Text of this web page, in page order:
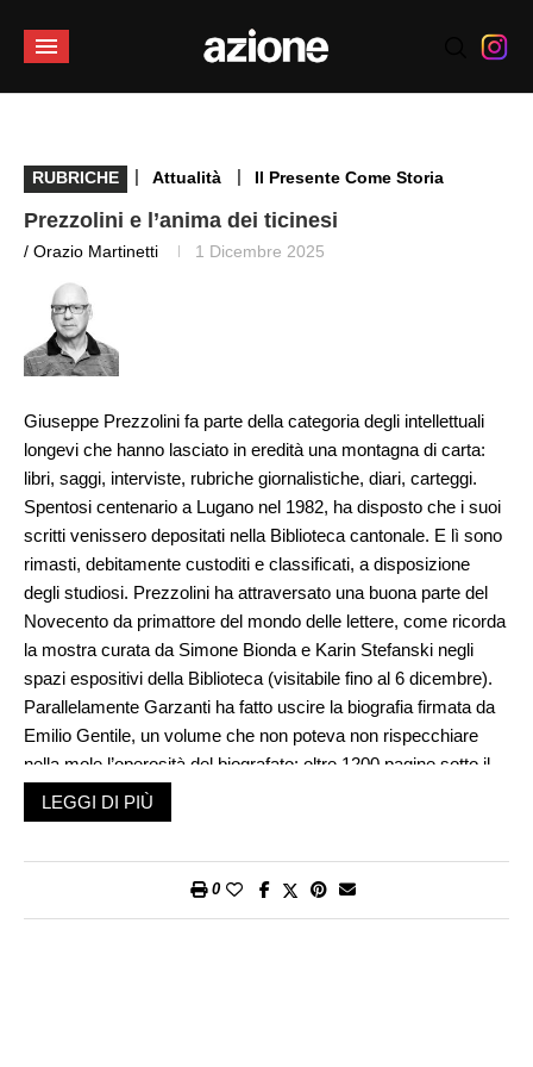
RUBRICHE | Attualità | Il Presente Come Storia
Prezzolini e l’anima dei ticinesi
/ Orazio Martinetti 1 Dicembre 2025
Giuseppe Prezzolini fa parte della categoria degli intellettuali
longevi che hanno lasciato in eredità una montagna di carta:
libri, saggi, interviste, rubriche giornalistiche, diari, carteggi.
Spentosi centenario a Lugano nel 1982, ha disposto che i suoi
scritti venissero depositati nella Biblioteca cantonale. E lì sono
rimasti, debitamente custoditi e classificati, a disposizione
degli studiosi. Prezzolini ha attraversato una buona parte del
Novecento da primattore del mondo delle lettere, come ricorda
la mostra curata da Simone Bionda e Karin Stefanski negli
spazi espositivi della Biblioteca (visitabile fino al 6 dicembre).
Parallelamente Garzanti ha fatto uscire la biografia firmata da
Emilio Gentile, un volume che non poteva non rispecchiare
nella mole l’operosità del biografato: oltre 1200 pagine sotto il
titolo L’avventura di un uomo moderno. Da tempo Gentile
aveva in animo di occuparsi di Prezzolini, come figura-chiave
«anarchico conservatore» che non amava i metodi del regime
LEGGI DI PIÙ
0